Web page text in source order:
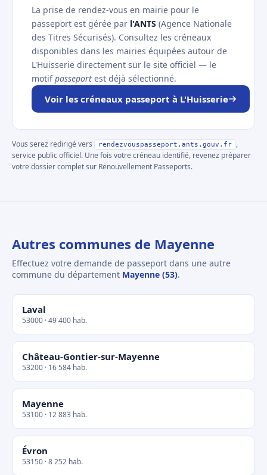
La prise de rendez-vous en mairie pour le
passeport est gérée par l'ANTS (Agence Nationale
des Titres Sécurisés). Consultez les créneaux
disponibles dans les mairies équipées autour de
L'Huisserie directement sur le site officiel — le
motifpasseport est déjà sélectionné.
Voir les créneaux passeport à L'Huisserie
Vous serez redirigé vers rendezvouspasseport.ants.gouv.fr
,
service public officiel. Une fois votre créneau identifié, revenez préparer
votre dossier complet sur Renouvellement Passeports.
Autres communes de Mayenne
Effectuez votre demande de passeport dans une autre
commune du département Mayenne (53).
Laval
53000 · 49 400 hab.
Château-Gontier-sur-Mayenne
53200 · 16 584 hab.
Mayenne
53100 · 12 883 hab.
Évron
53150 · 8 252 hab.